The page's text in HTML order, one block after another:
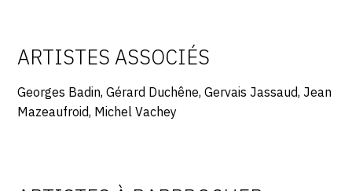
ARTISTES ASSOCIÉS
Georges Badin, Gérard Duchêne, Gervais Jassaud, Jean
Mazeaufroid, Michel Vachey